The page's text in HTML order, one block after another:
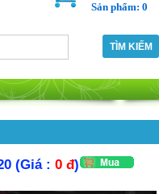
Sản phẩm: 0
(Giá :0 đ)